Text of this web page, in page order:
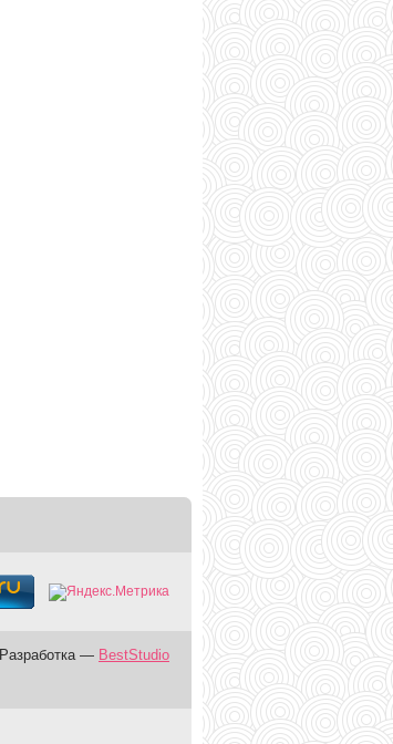
Разработка — BestStudio